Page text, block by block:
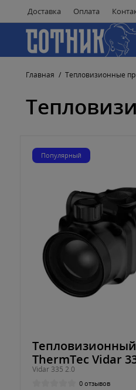
Доставка Оплата
Главная Тепловизионные
Популярный
ThermTec Vidar
Vidar 335 2.0
0 отзывов